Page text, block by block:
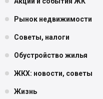
Рынок недвижимости
Советы, налоги
Обустройство жилья
ЖКХ: новости, советы
Жизнь